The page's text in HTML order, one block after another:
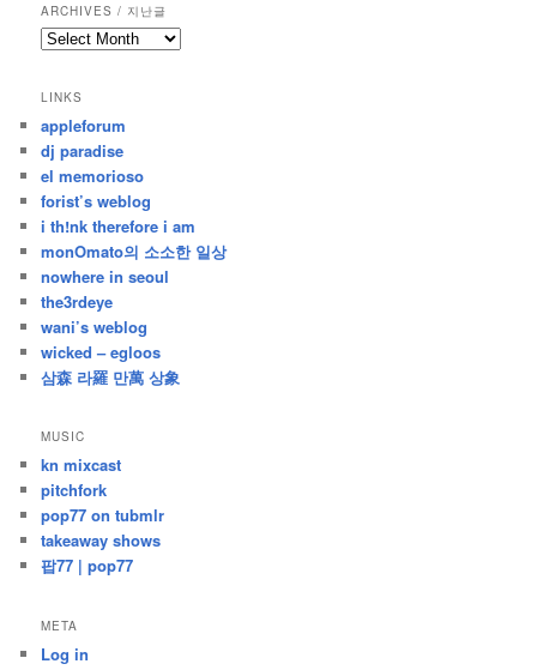
ARCHIVES / 지난글
archives
난
글
LINKS
appleforum
dj paradise
el memorioso
forist’s weblog
i th!nk therefore i am
monOmato의 소소한 일상
nowhere in seoul
the3rdeye
wani’s weblog
wicked – egloos
삼森 라羅 만萬 상象
MUSIC
kn mixcast
pitchfork
pop77 on tubmlr
takeaway shows
팝77 | pop77
META
Log in